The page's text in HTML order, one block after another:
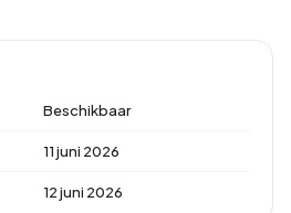
Beschikbaar
11 juni 2026
12 juni 2026